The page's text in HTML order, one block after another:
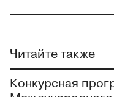
Читайте также
Конкурсная